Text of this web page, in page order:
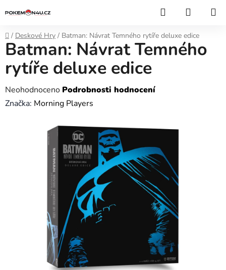
na
Hledat
Domů
/ Deskové Hry / Batman: Návrat Temného rytíře deluxe edice
Batman: Návrat Temného
rytíře deluxe edice
Průměrné
hodnocení
Neohodnoceno Podrobnosti hodnocení
Značka: Morning Players